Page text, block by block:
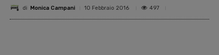
di Monica Campani 10 Febbraio 2016 497